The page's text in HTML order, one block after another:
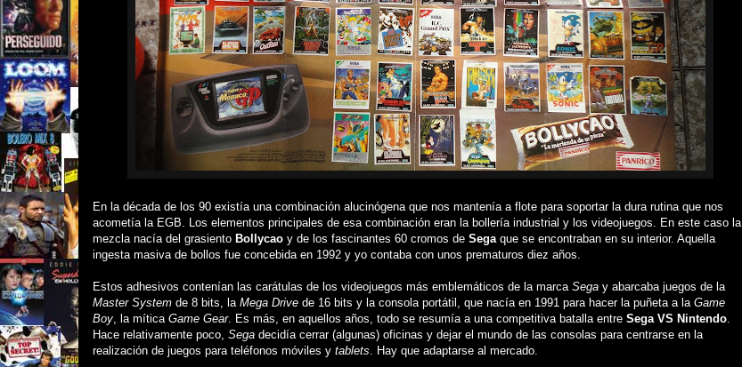
En la década de los 90 existía una combinación alucinógena que nos mantenía a flote para soportar la dura rutina que nos
acometía la EGB. Los elementos principales de esa combinación eran la bollería industrial y los videojuegos. En este caso la
mezcla nacía del grasiento Bollycao y de los fascinantes 60 cromos de Sega que se encontraban en su interior. Aquella
ingesta masiva de bollos fue concebida en 1992 y yo contaba con unos prematuros diez años.
Estos adhesivos contenían las carátulas de los videojuegos más emblemáticos de la marca Sega y abarcaba juegos de la
Master System de 8 bits, la Mega Drive de 16 bits y la consola portátil, que nacía en 1991 para hacer la puñeta a la Game
Boy , la mítica Game Gear. Es más, en aquellos años, todo se resumía a una competitiva batalla entre Sega VS Nintendo
Hace relativamente poco, Sega decidía cerrar (algunas) oficinas y dejar el mundo de las consolas para centrarse en la
realización de juegos para teléfonos móviles y tablets . Hay que adaptarse al mercado.